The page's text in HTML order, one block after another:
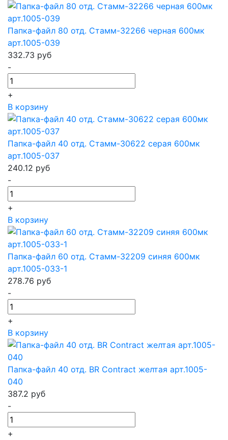
Папка-файл 80 отд. Стамм-32266 черная 600мк
арт.1005-039
332.73 руб
-
+
В корзину
Папка-файл 40 отд. Стамм-30622 серая 600мк
арт.1005-037
240.12 руб
-
+
В корзину
Папка-файл 60 отд. Стамм-32209 синяя 600мк
арт.1005-033-1
278.76 руб
-
+
В корзину
Папка-файл 40 отд. BR Contract желтая арт.1005-
040
387.2 руб
-
+